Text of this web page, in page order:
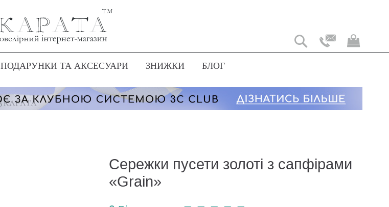
Мій
ПОДАРУНКИ ТА АКСЕСУАРИ ЗНИЖКИ БЛОГ
Сережки пусети золоті з сапфірами
«Grain»